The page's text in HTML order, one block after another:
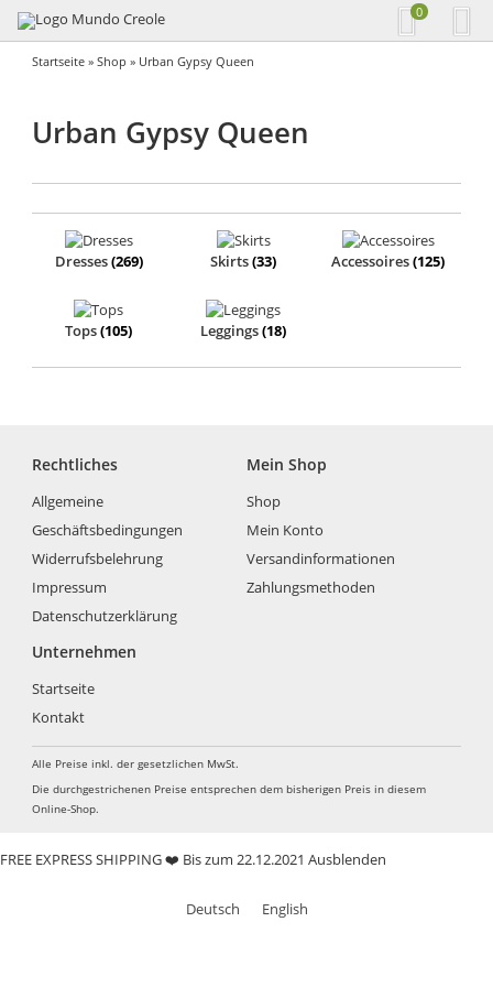
0
Startseite »Shop » Urban Gypsy Queen
Urban Gypsy Queen
Dresses(269) Skirts(33) Accessoires(125)
Tops(105) Leggings(18)
Rechtliches
Allgemeine
Geschäftsbedingungen
Widerrufsbelehrung
Impressum
Datenschutzerklärung
Mein Shop
Shop
Mein Konto
Versandinformationen
Zahlungsmethoden
Unternehmen
Startseite
Kontakt
Alle Preise inkl. der gesetzlichen MwSt.
Die durchgestrichenen Preise entsprechen dem bisherigen Preis in diesem
Online-Shop.
FREE EXPRESS SHIPPING ❤️ Bis zum 22.12.2021 Ausblenden
Deutsch English